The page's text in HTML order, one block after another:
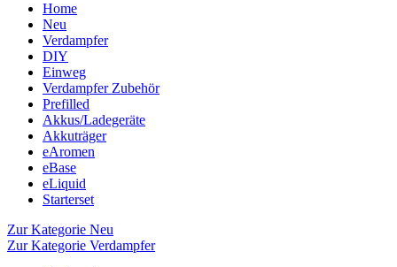
Home
Neu
Verdampfer
DIY
Einweg
Verdampfer Zubehör
Prefilled
Akkus/Ladegeräte
Akkuträger
eAromen
eBase
eLiquid
Starterset
Zur Kategorie Neu
Zur Kategorie Verdampfer